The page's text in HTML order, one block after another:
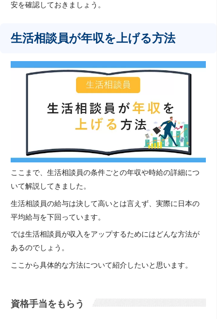
安を確認しておきましょう。
生活相談員が年収を上げる方法
ここまで、生活相談員の条件ごとの年収や時給の詳細につ
いて解説してきました。
生活相談員の給与は決して高いとは言えず、実際に日本の
平均給与を下回っています。
では生活相談員が収入をアップするためにはどんな方法が
あるのでしょう。
ここから具体的な方法について紹介したいと思います。
資格手当をもらう